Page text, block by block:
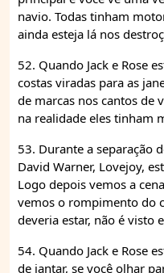
navio. Todas tinham
ainda esteja lá nos
52. Quando Jack e Rose
costas viradas para as
de marcas nos cantos de
na realidade eles tinham
53. Durante a separação
David Warner, Lovejoy,
Logo depois vemos a
vemos o rompimento do
deveria estar, não é visto
54. Quando Jack e Rose
de jantar, se você olhar